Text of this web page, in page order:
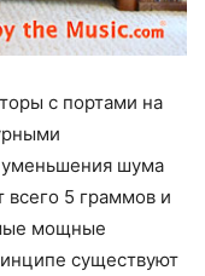
с портами на
шума
всего 5 граммов и
мощные
существуют